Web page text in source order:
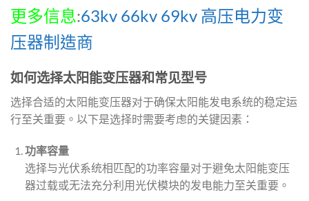
更多信息:63kv 66kv 69kv 高压电力变
压器制造商
如何选择太阳能变压器和常见型号
选择合适的太阳能变压器对于确保太阳能发电系统的稳定运
行至关重要。以下是选择时需要考虑的关键因素：
功率容量
选择与光伏系统相匹配的功率容量对于避免太阳能变压
器过载或无法充分利用光伏模块的发电能力至关重要。